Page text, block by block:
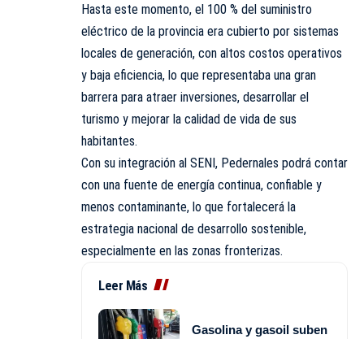
Hasta este momento, el 100 % del suministro
eléctrico de la provincia era cubierto por sistemas
locales de generación, con altos costos operativos
y baja eficiencia, lo que representaba una gran
barrera para atraer inversiones, desarrollar el
turismo y mejorar la calidad de vida de sus
habitantes.
Con su integración al SENI, Pedernales podrá contar
con una fuente de energía continua, confiable y
menos contaminante, lo que fortalecerá la
estrategia nacional de desarrollo sostenible,
especialmente en las zonas fronterizas.
Leer Más
Gasolina y gasoil suben